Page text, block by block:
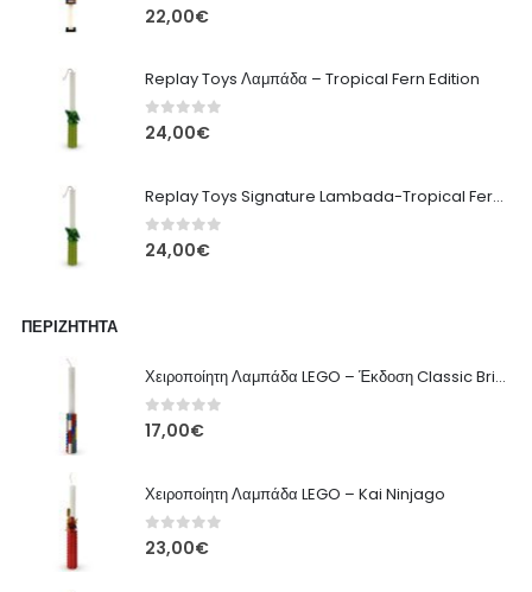
0out of 5
22,00€
Replay Toys Λαμπάδα – Tropical Fern Edition
0 out of 5
24,00€
Replay Toys Signature Lambada-Tropical Fern edition 2026
0 out of 5
24,00€
ΠΕΡΙΖΉΤΗΤΑ
Χειροποίητη Λαμπάδα LEGO – Έκδοση Classic Brick
0out of 5
17,00€
Χειροποίητη Λαμπάδα LEGO – Kai Ninjago
0out of 5
23,00€